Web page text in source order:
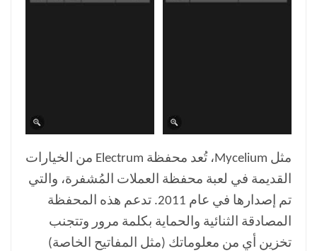
مثل Mycelium، تُعد محفظة Electrum من الخيارات
القديمة في لعبة محفظة العملات المُشفرة، والتي
تم إصدارها في عام 2011. تدعم هذه المحفظة
المصادقة الثنائية والحماية بكلمة مرور وتتجنب
تخزين أي من معلوماتك (مثل المفاتيح الخاصة)